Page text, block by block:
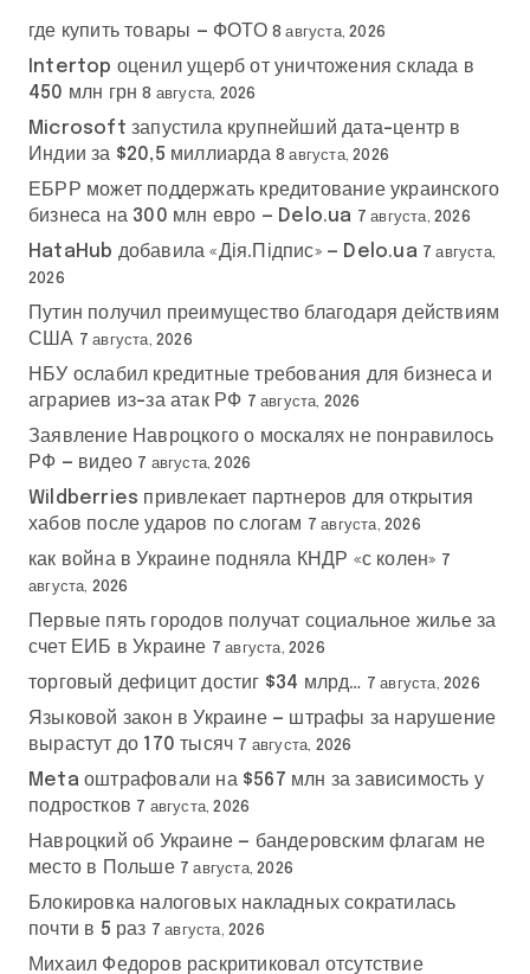
где купить товары — ФОТО 8 августа, 2026
Intertop оценил ущерб от уничтожения склада в
450 млн грн 8 августа, 2026
Microsoft запустила крупнейший дата-центр в
Индии за $20,5 миллиарда 8 августа, 2026
ЕБРР может поддержать кредитование украинского
бизнеса на 300 млн евро — Delo.ua 7 августа, 2026
HataHub добавила «Дія.Підпис» — Delo.ua 7 августа,
2026
Путин получил преимущество благодаря действиям
США 7 августа, 2026
НБУ ослабил кредитные требования для бизнеса и
аграриев из-за атак РФ 7 августа, 2026
Заявление Навроцкого о москалях не понравилось
РФ — видео 7 августа, 2026
Wildberries привлекает партнеров для открытия
хабов после ударов по слогам 7 августа, 2026
как война в Украине подняла КНДР «с колен» 7
августа, 2026
Первые пять городов получат социальное жилье за
счет ЕИБ в Украине 7 августа, 2026
торговый дефицит достиг $34 млрд… 7 августа, 2026
Языковой закон в Украине — штрафы за нарушение
вырастут до 170 тысяч 7 августа, 2026
Meta оштрафовали на $567 млн за зависимость у
подростков 7 августа, 2026
Навроцкий об Украине — бандеровским флагам не
место в Польше 7 августа, 2026
Блокировка налоговых накладных сократилась
почти в 5 раз 7 августа, 2026
Михаил Федоров раскритиковал отсутствие